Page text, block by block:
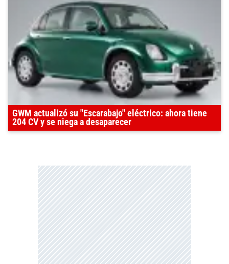
GWM actualizó su "Escarabajo" eléctrico: ahora tiene
204 CV y se niega a desaparecer